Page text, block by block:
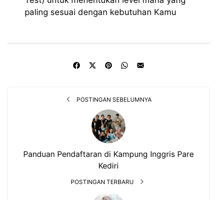
paling sesuai dengan kebutuhan Kamu
POSTINGAN SEBELUMNYA
Panduan Pendaftaran di Kampung Inggris Pare
Kediri
POSTINGAN TERBARU